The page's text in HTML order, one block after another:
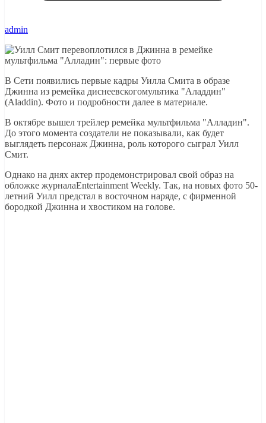
admin
В Сети появились первые кадры Уилла Смита в образе
Джинна из ремейка диснеевскогомультика "Аладдин"
(Aladdin). Фото и подробности далее в материале.
В октябре вышел трейлер ремейка мультфильма "Алладин".
До этого момента создатели не показывали, как будет
выглядеть персонаж Джинна, роль которого сыграл Уилл
Смит.
Однако на днях актер продемонстрировал свой образ на
обложке журналаEntertainment Weekly. Так, на новых фото 50-
летний Уилл предстал в восточном наряде, с фирменной
бородкой Джинна и хвостиком на голове.